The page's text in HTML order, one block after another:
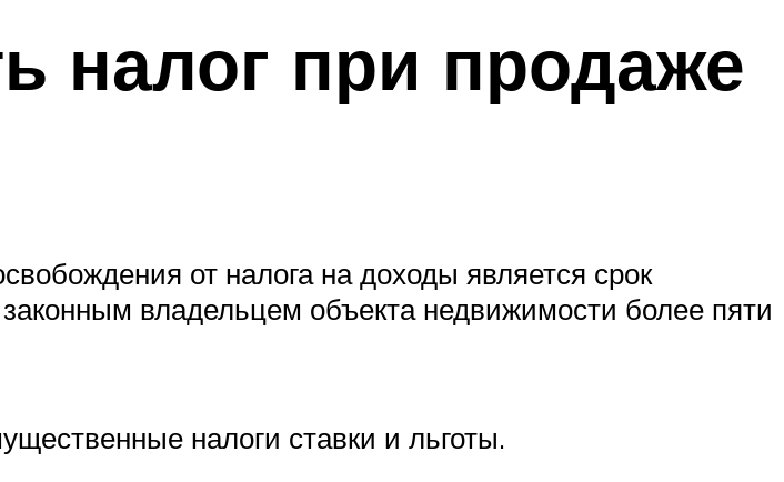
налог при продаже
от налога на доходы является срок
владельцем объекта недвижимости более пяти
налоги ставки и льготы.